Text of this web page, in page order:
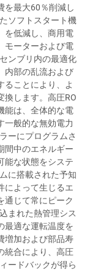
を最大60％削減し
ソフトスタート機
を低減し、商用電
モーターおよび電
ンブリ内の最適化
内部の乱流および
ることにより、よ
換します。高圧RO
能は、全体的な電
一般的な無効電力
ーにプログラムさ
間中のエネルギー
能な状態をシステ
に搭載された予知
によって生じるエ
通じて常にピーク
まれた熱管理シス
最適な運転温度を
増加および部品寿
統合により、高圧
ードバックが得ら